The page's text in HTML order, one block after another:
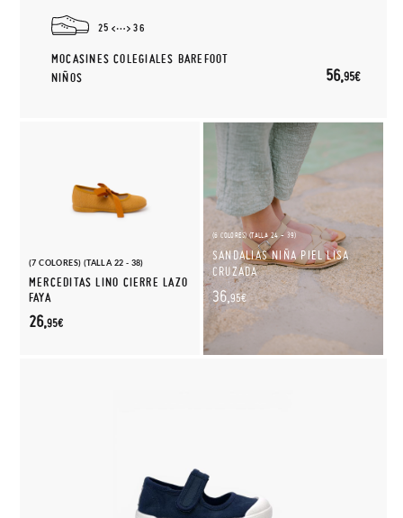
25 36
MOCASINES COLEGIALES BAREFOOT
NIÑOS
56,95€
(7 COLORES) (TALLA 22 - 38)
MERCEDITAS LINO CIERRE LAZO
FAYA
26,95€
(6 COLORES) (TALLA 24 - 39)
SANDALIAS NIÑA PIEL LISA
CRUZADA
36, 95€